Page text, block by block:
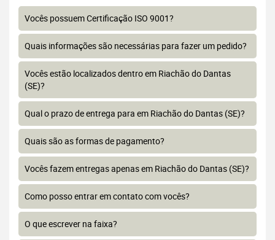
Vocês possuem Certificação ISO 9001?
Quais informações são necessárias para fazer um pedido?
Vocês estão localizados dentro em Riachão do Dantas
(SE)?
Qual o prazo de entrega para em Riachão do Dantas (SE)?
Quais são as formas de pagamento?
Vocês fazem entregas apenas em Riachão do Dantas (SE)?
Como posso entrar em contato com vocês?
O que escrever na faixa?